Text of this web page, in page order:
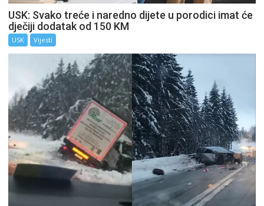
USK: Svako treće i naredno dijete u porodici imat će
dječiji dodatak od 150 KM
USK Vijesti